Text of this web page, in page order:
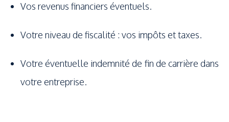
Vos revenus financiers éventuels.
Votre niveau de fiscalité : vos impôts et taxes.
Votre éventuelle indemnité de fin de carrière dans
votre entreprise.